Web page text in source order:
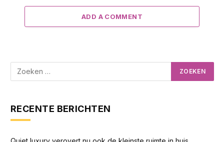
ADD A COMMENT
RECENTE BERICHTEN